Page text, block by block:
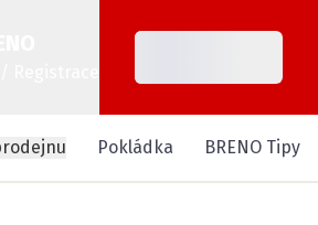
Pokládka BRENO Tipy